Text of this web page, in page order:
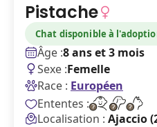
Pistache
Chat disponible à
Âge :8 ans et 3 mois
Sexe :Femelle
Race : Européen
Ententes :
Localisation : Ajaccio